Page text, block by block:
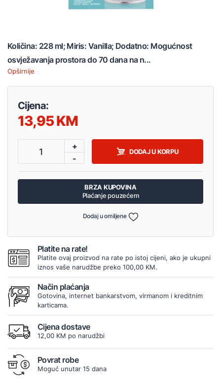
Količina: 228 ml; Miris: Vanilla; Dodatno: Mogućnost
osvježavanja prostora do 70 dana na n...
Opširnije
Cijena:
13,95
1
+
-
DODAJ U KORPU
BRZA KUPOVINA
Plaćanje pouzećem
Dodaj u omiljene
Platite na rate!
Platite ovaj proizvod na rate po istoj cijeni, ako je ukupni
iznos vaše narudžbe preko 100,00 KM.
Način plaćanja
Gotovina, internet bankarstvom, virmanom i kreditnim
karticama.
Cijena dostave
12,00 KM po narudžbi
Povrat robe
Moguć unutar 15 dana